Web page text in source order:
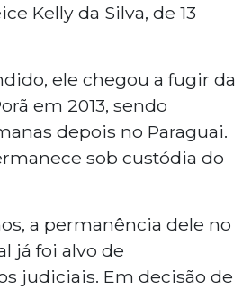
Kelly da Silva, de 13
ele chegou a fugir da
em 2013, sendo
depois no Paraguai.
sob custódia do
a permanência dele no
já foi alvo de
judiciais. Em decisão de